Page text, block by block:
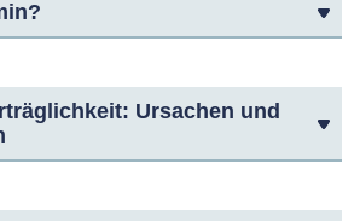
Ursachen und